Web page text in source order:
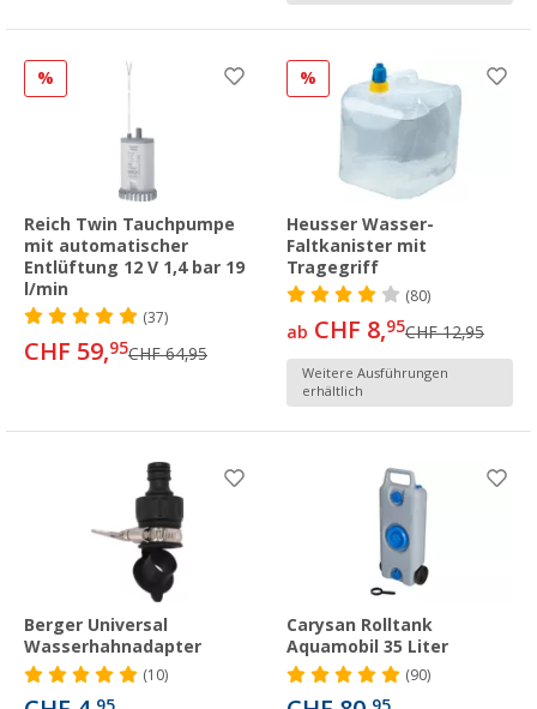
%
Reich Twin Tauchpumpe
mit automatischer
Entlüftung 12 V 1,4 bar 19
l/min
(37)
CHF 59,95CHF 64,95
%
Heusser Wasser-
Faltkanister mit
Tragegriff
(80)
ab CHF 8,95CHF 12,95
Weitere Ausführungen
erhältlich
Berger Universal
Wasserhahnadapter
(10)
Carysan Rolltank
Aquamobil 35 Liter
(90)